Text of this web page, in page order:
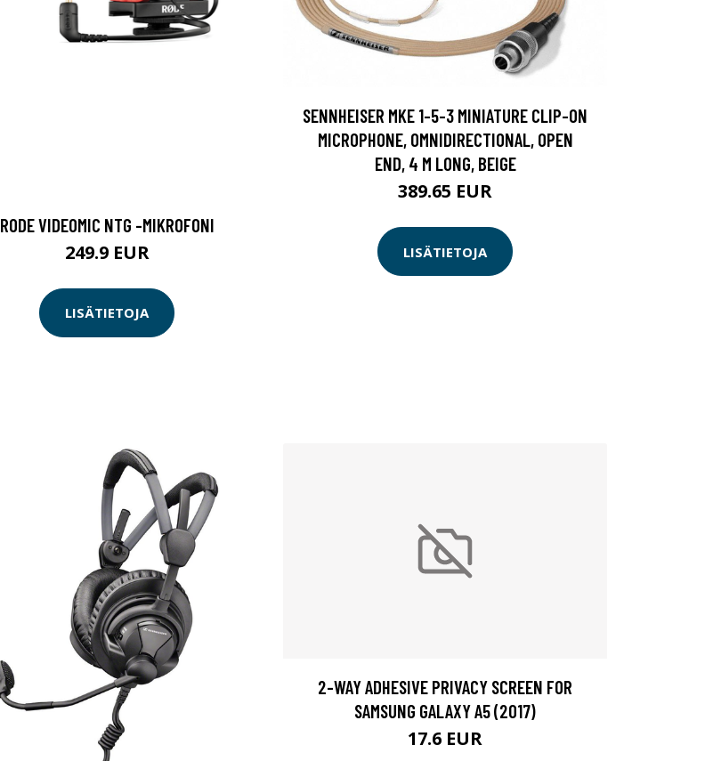
RODE VIDEOMIC NTG -MIKROFONI
249.9 EUR
LISÄTIETOJA
SENNHEISER MKE 1-5-3 MINIATURE CLIP-ON
MICROPHONE, OMNIDIRECTIONAL, OPEN
END, 4 M LONG, BEIGE
389.65 EUR
LISÄTIETOJA
2-WAY ADHESIVE PRIVACY SCREEN FOR
SAMSUNG GALAXY A5 (2017)
17.6 EUR